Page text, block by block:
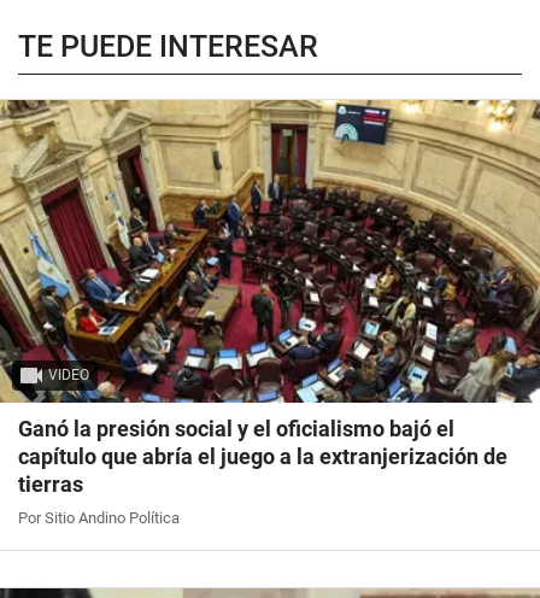
TE PUEDE INTERESAR
VIDEO
Ganó la presión social y el oficialismo bajó el
capítulo que abría el juego a la extranjerización de
tierras
Por Sitio Andino Política